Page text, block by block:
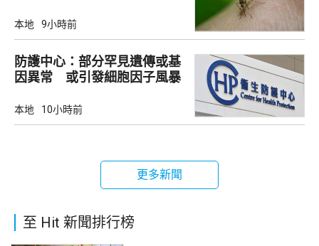
本地 9小時前
防護中心：部分罕見遺傳或基
因異常 或引發細胞因子風暴
本地 10小時前
更多新聞
至 Hit 新聞排行榜